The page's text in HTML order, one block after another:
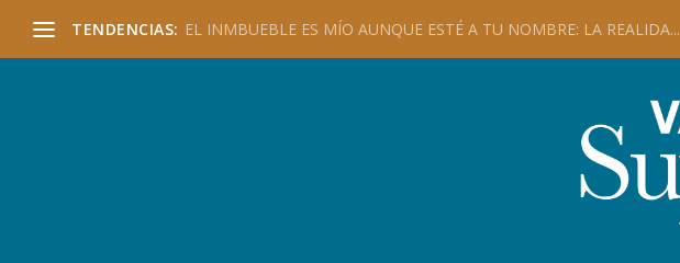
TENDENCIAS: EL INMBUEBLE ES MÍO AUNQUE ESTÉ A TU NOMBRE: LA REALIDA...